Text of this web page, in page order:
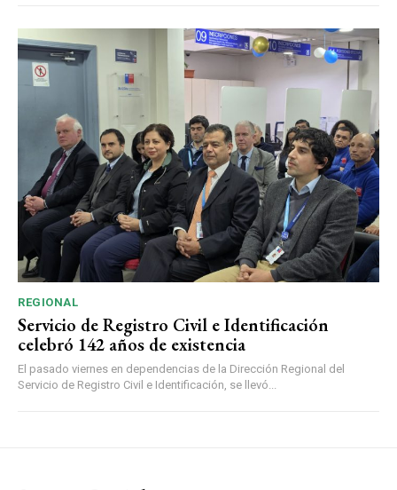
REGIONAL
Servicio de Registro Civil e Identificación
celebró 142 años de existencia
El pasado viernes en dependencias de la Dirección Regional del
Servicio de Registro Civil e Identificación, se llevó...